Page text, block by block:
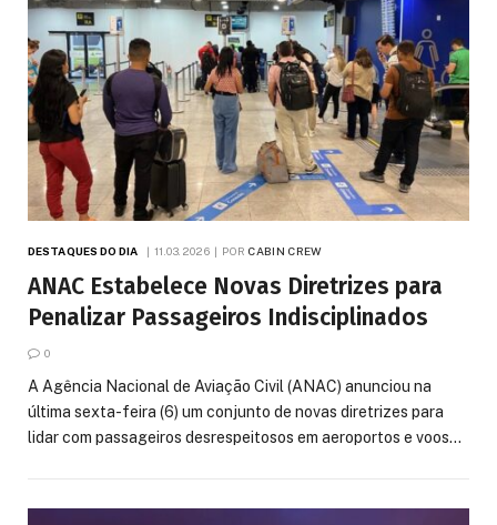
DESTAQUES DO DIA 11.03.2026 POR CABIN CREW
ANAC Estabelece Novas Diretrizes para
Penalizar Passageiros Indisciplinados
0
A Agência Nacional de Aviação Civil (ANAC) anunciou na
última sexta-feira (6) um conjunto de novas diretrizes para
lidar com passageiros desrespeitosos em aeroportos e voos…